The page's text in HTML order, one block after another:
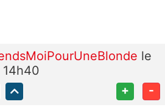
le
+ -